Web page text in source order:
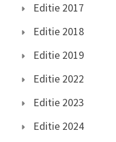
Editie 2017
Editie 2018
Editie 2019
Editie 2022
Editie 2023
Editie 2024